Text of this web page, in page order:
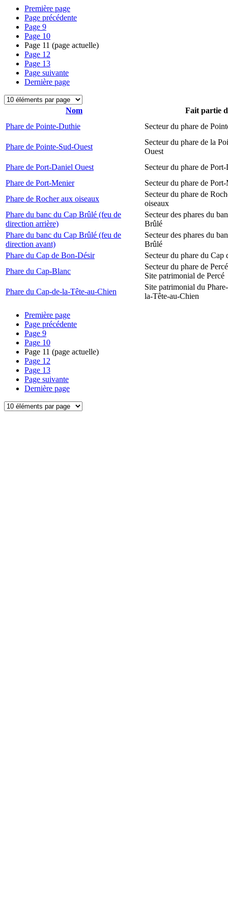
Première page
Page précédente
Page 9
Page 10
Page 11 (page actuelle)
Page 12
Page 13
Page suivante
Dernière page
Nom
Fait partie
Phare de Pointe-Duthie
Secteur du phare de
Phare de Pointe-Sud-Ouest
Secteur du phare de la
Ouest
Phare de Port-Daniel Ouest
Secteur du phare de
Phare de Port-Menier
Secteur du phare de
Phare de Rocher aux oiseaux
Secteur du phare de
oiseaux
Phare du banc du Cap Brûlé (feu de
direction arrière)
Secteur des phares du
Brûlé
Phare du banc du Cap Brûlé (feu de
direction avant)
Secteur des phares du
Brûlé
Phare du Cap de Bon-Désir
Secteur du phare du Cap
Phare du Cap-Blanc
Secteur du phare de Percé
Site patrimonial de Percé
Phare du Cap-de-la-Tête-au-Chien
Site patrimonial du
la-Tête-au-Chien
Première page
Page précédente
Page 9
Page 10
Page 11 (page actuelle)
Page 12
Page 13
Page suivante
Dernière page